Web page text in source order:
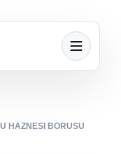
HAZNESI BORUSU